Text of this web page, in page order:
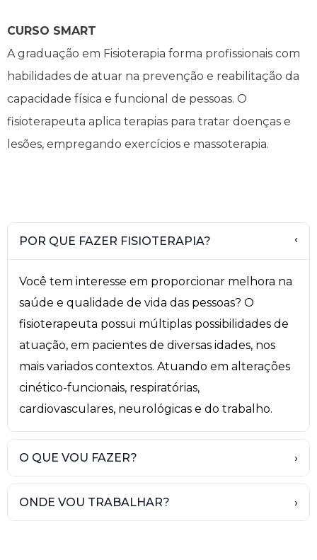
CURSO SMART
A graduação em Fisioterapia forma profissionais com
habilidades de atuar na prevenção e reabilitação da
capacidade física e funcional de pessoas. O
fisioterapeuta aplica terapias para tratar doenças e
lesões, empregando exercícios e massoterapia.
POR QUE FAZER FISIOTERAPIA? ›
Você tem interesse em proporcionar melhora na
saúde e qualidade de vida das pessoas? O
fisioterapeuta possui múltiplas possibilidades de
atuação, em pacientes de diversas idades, nos
mais variados contextos. Atuando em alterações
cinético-funcionais, respiratórias,
cardiovasculares, neurológicas e do trabalho.
O QUE VOU FAZER? ›
ONDE VOU TRABALHAR? ›
Manual de Formatura
Manual de Normas Técnicas para
Trabalhos Acadêmicos
Simpósio Acadêmico de Pesquisa,
Inovação e Extensão